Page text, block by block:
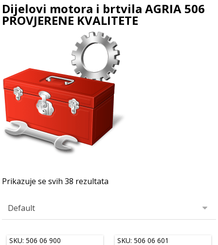
Dijelovi motora i brtvila AGRIA 506
PROVJERENE KVALITETE
Prikazuje se svih 38 rezultata
SKU: 506 06 900 SKU: 506 06 601